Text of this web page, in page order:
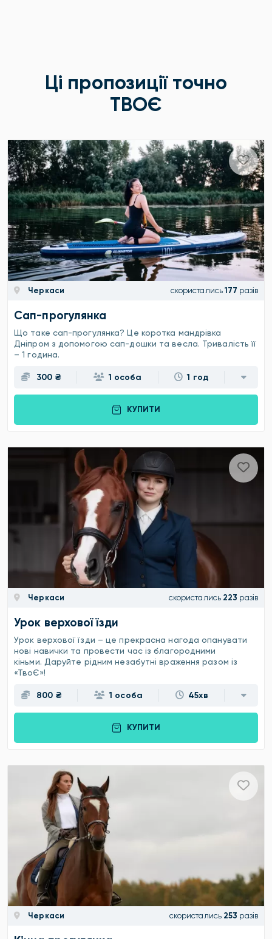
Ці пропозиції точно
ТВОЄ
Черкаси скористались 177 разів
Сап-прогулянка
Що таке сап-прогулянка? Це коротка мандрівка
Дніпром з допомогою сап-дошки та весла. Тривалість її
– 1 година.
300 ₴ 1 особа 1 год
КУПИТИ
Черкаси скористались 223 разів
Урок верхової їзди
Урок верхової їзди – це прекрасна нагода опанувати
нові навички та провести час із благородними
кіньми. Даруйте рідним незабутні враження разом із
«ТвоЄ»!
800 ₴ 1 особа 45хв
КУПИТИ
Черкаси скористались 253 разів